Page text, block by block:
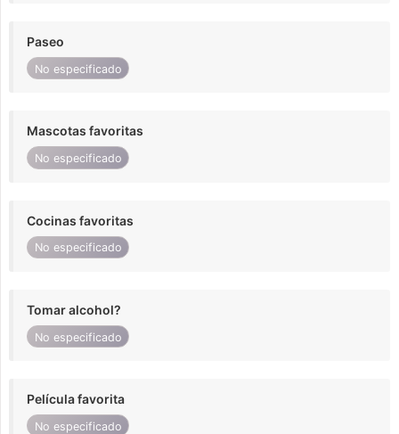
Paseo
No especificado
Mascotas favoritas
No especificado
Cocinas favoritas
No especificado
Tomar alcohol?
No especificado
Película favorita
No especificado